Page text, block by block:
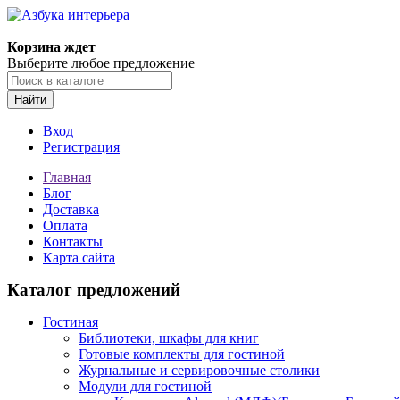
Корзина ждет
Выберите любое предложение
Найти
Вход
Регистрация
Главная
Блог
Доставка
Оплата
Контакты
Карта сайта
Каталог предложений
Гостиная
Библиотеки, шкафы для книг
Готовые комплекты для гостиной
Журнальные и сервировочные столики
Модули для гостиной